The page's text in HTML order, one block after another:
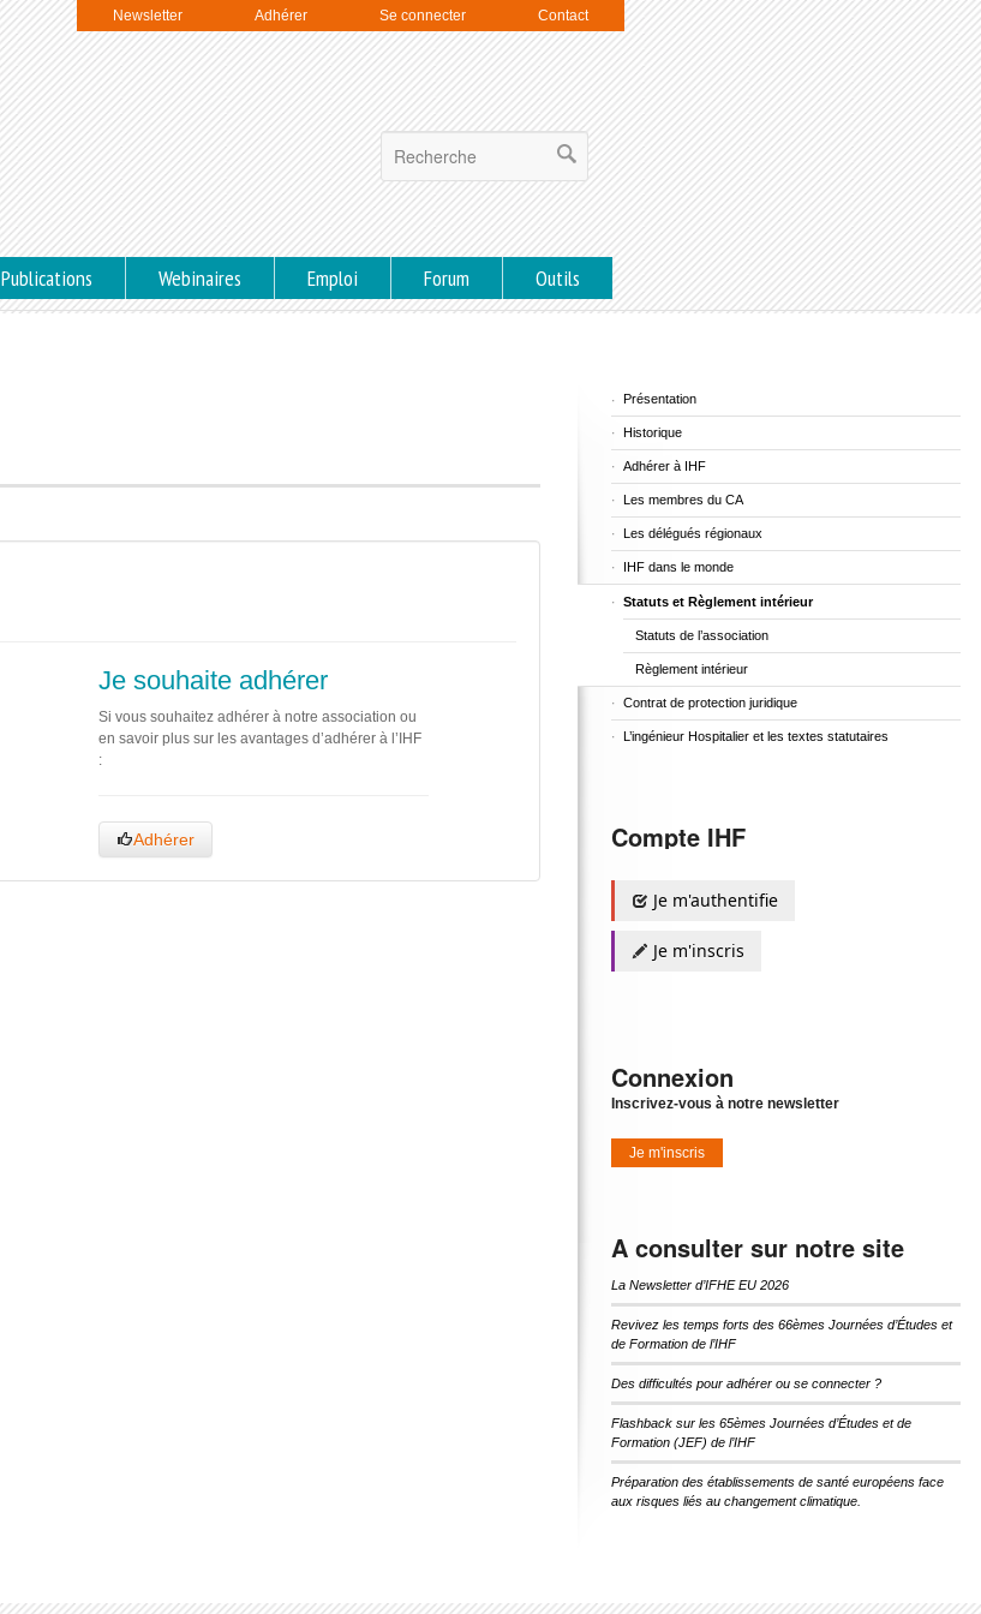
Newsletter Adhérer Se connecter Contact
Publications Webinaires Emploi Forum Outils
Je souhaite adhérer
Si vous souhaitez adhérer à notre association ou
en savoir plus sur les avantages d’adhérer à l’IHF
:
Adhérer
Présentation
Historique
Adhérer à IHF
Les membres du CA
Les délégués régionaux
IHF dans le monde
Statuts et Règlement intérieur
Statuts de l’association
Règlement intérieur
Contrat de protection juridique
L’ingénieur Hospitalier et les textes statutaires
Compte IHF
Je m'authentifie
Je m'inscris
Connexion
Inscrivez-vous à notre newsletter
Je m'inscris
A consulter sur notre site
La Newsletter d’IFHE EU 2026
Revivez les temps forts des 66èmes Journées d’Études et
de Formation de l’IHF
Des difficultés pour adhérer ou se connecter ?
Flashback sur les 65èmes Journées d’Études et de
Formation (JEF) de l’IHF
Préparation des établissements de santé européens face
aux risques liés au changement climatique.